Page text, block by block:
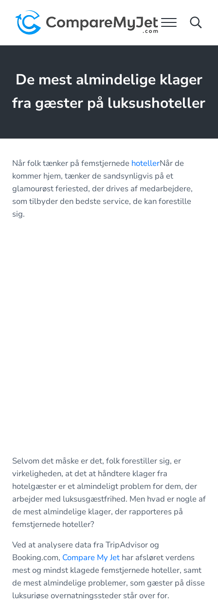
Compare My Jet
Menu
De mest almindelige klager
fra gæster på luksushoteller
Når folk tænker på femstjernede hotellerNår de
kommer hjem, tænker de sandsynligvis på et
glamourøst feriested, der drives af medarbejdere,
som tilbyder den bedste service, de kan forestille
sig.
Selvom det måske er det, folk forestiller sig, er
virkeligheden, at det at håndtere klager fra
hotelgæster er et almindeligt problem for dem, der
arbejder med luksusgæstfrihed. Men hvad er nogle af
de mest almindelige klager, der rapporteres på
femstjernede hoteller?
Ved at analysere data fra TripAdvisor og
Booking.com, Compare My Jethar afsløret verdens
mest og mindst klagede femstjernede hoteller, samt
de mest almindelige problemer, som gæster på disse
luksuriøse overnatningssteder står over for.